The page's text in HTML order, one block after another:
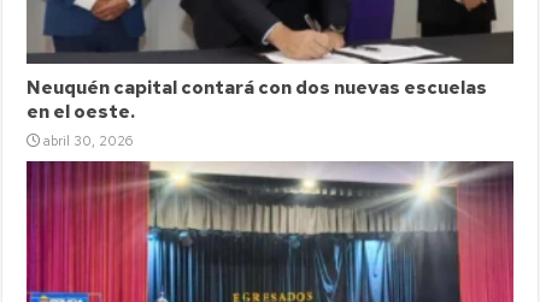
Neuquén capital contará con dos nuevas escuelas
en el oeste.
abril 30, 2026